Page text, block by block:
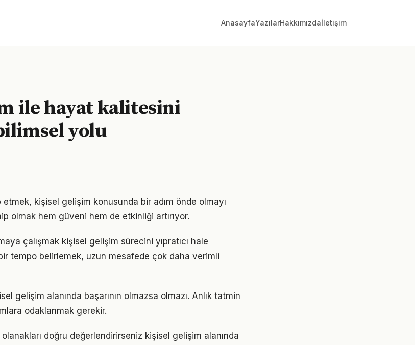
AnasayfaYazılarHakkımızdaİletişim
ile hayat kalitesini
yolu
kişisel gelişim konusunda bir adım önde olmayı
olmak hem güveni hem de etkinliği artırıyor.
çalışmak kişisel gelişim sürecini yıpratıcı hale
tempo belirlemek, uzun mesafede çok daha verimli
gelişim alanında başarının olmazsa olmazı. Anlık tatmin
odaklanmak gerekir.
doğru değerlendirirseniz kişisel gelişim alanında